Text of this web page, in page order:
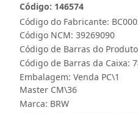
Código do Fabricante:
Código: 146574
Código NCM: 39269090
Código de Barras do
Código de Barras da Caixa:
Embalagem: Venda PC\1
Master CM\36
Marca: BRW